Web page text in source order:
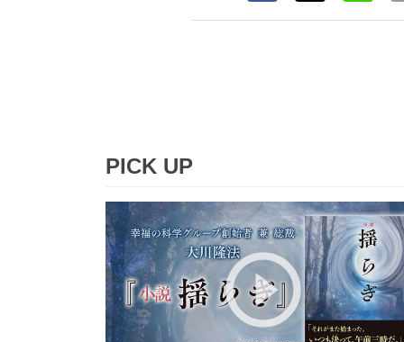
PICK UP